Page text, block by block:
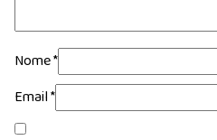
Nome*
Email*